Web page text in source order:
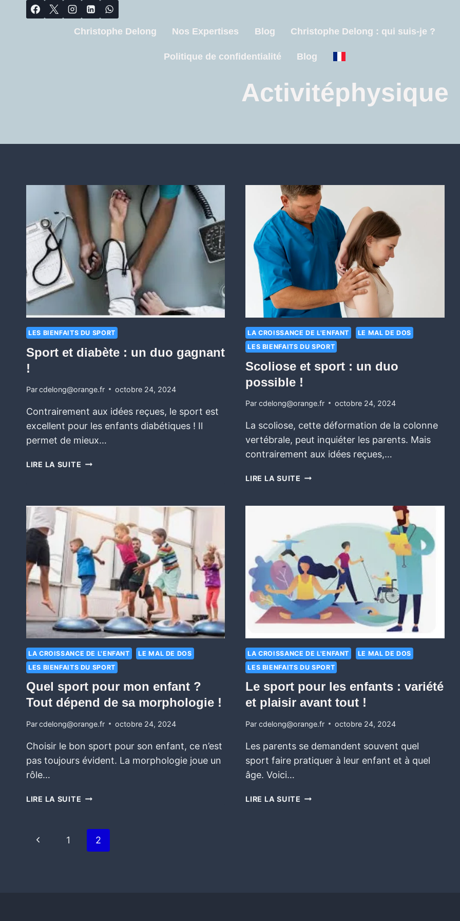
Christophe Delong Nos Expertises Blog Christophe Delong : qui suis-je ?
Politique de confidentialité Blog
Activitéphysique
LES BIENFAITS DU SPORT
Sport et diabète : un duo gagnant
!
Parcdelong@orange.fr octobre 24, 2024
Contrairement aux idées reçues, le sport est
excellent pour les enfants diabétiques ! Il
permet de mieux…
LIRE LA SUITE
LA CROISSANCE DE L'ENFANT
LE MAL DE DOS
LES BIENFAITS DU SPORT
Scoliose et sport : un duo
possible !
Par cdelong@orange.fr octobre 24, 2024
La scoliose, cette déformation de la colonne
vertébrale, peut inquiéter les parents. Mais
contrairement aux idées reçues,…
LIRE LA SUITE
LA CROISSANCE DE L'ENFANT
LE MAL DE DOS
LES BIENFAITS DU SPORT
Quel sport pour mon enfant ?
Tout dépend de sa morphologie !
Parcdelong@orange.fr octobre 24, 2024
Choisir le bon sport pour son enfant, ce n’est
pas toujours évident. La morphologie joue un
rôle…
LIRE LA SUITE
LA CROISSANCE DE L'ENFANT
LE MAL DE DOS
LES BIENFAITS DU SPORT
Le sport pour les enfants : variété
et plaisir avant tout !
Par cdelong@orange.fr octobre 24, 2024
Les parents se demandent souvent quel
sport faire pratiquer à leur enfant et à quel
âge. Voici…
LIRE LA SUITE
1 2